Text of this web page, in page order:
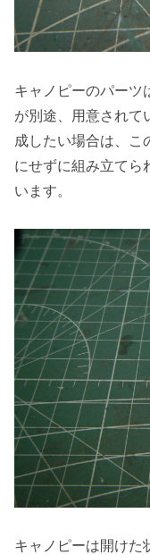
キャノピーのパーツ
が別途、用意されて
成したい場合は、こ
にせずに組み立てら
います。
キャノピーは開けた